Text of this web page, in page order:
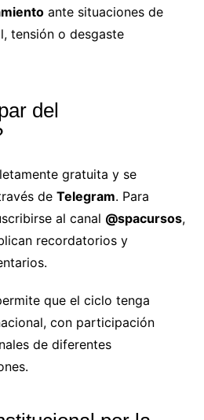
ante situaciones de
tensión o desgaste
del
gratuita y se
de Telegram. Para
al canal @spacursos,
recordatorios y
que el ciclo tenga
con participación
de diferentes